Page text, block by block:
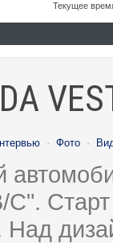
Текущее
· Фото ·
Над